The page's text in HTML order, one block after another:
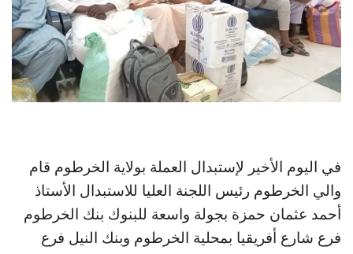
في اليوم الأخير لإستبدال العملة بولاية الخرطوم قام
والي الخرطوم رئيس اللجنة العليا للاستبدال الأستاذ
أحمد عثمان حمزة بجولة واسعة للبنوك بنك الخرطوم
فرع شارع أفريقيا بمحلية الخرطوم وبنك النيل فرع